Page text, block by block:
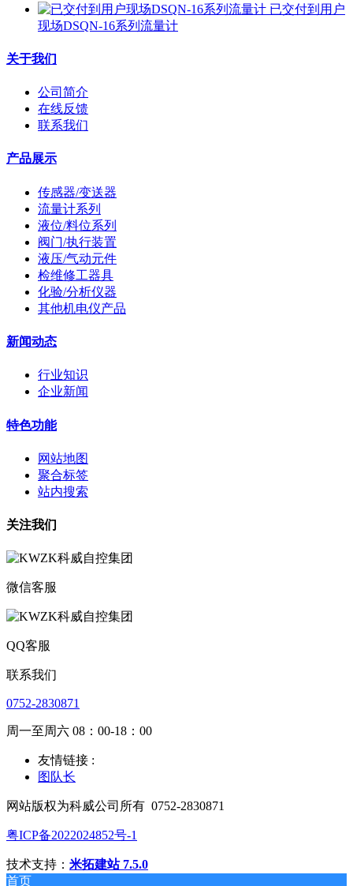
已交付到用户
现场DSQN-16系列流量计
关于我们
公司简介
在线反馈
联系我们
产品展示
传感器/变送器
流量计系列
液位/料位系列
阀门/执行装置
液压/气动元件
检维修工器具
化验/分析仪器
其他机电仪产品
新闻动态
行业知识
企业新闻
特色功能
网站地图
聚合标签
站内搜索
关注我们
微信客服
QQ客服
联系我们
0752-2830871
周一至周六 08：00-18：00
友情链接 :
图队长
网站版权为科威公司所有 0752-2830871
粤ICP备2022024852号-1
技术支持： 米拓建站 7.5.0
首页